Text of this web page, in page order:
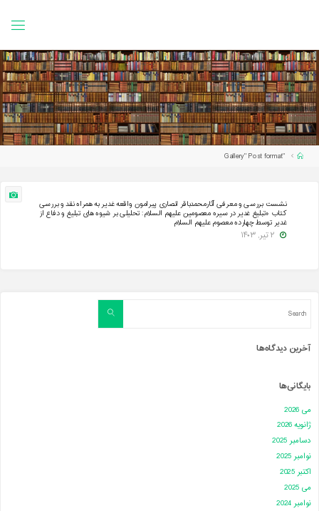
Home
"Gallery" Post format
نشست بررسی و معرفی آثارمحمدباقر انصاری پیرامون واقعه غدیر به همراه نقد و بررسی
کتاب «تبلیغ غدیر در سیره معصومین علیهم السلام: تحلیلی بر شیوه های تبلیغ و دفاع از
غدیر توسط چهارده معصوم علیهم السلام
۲ تیر, ۱۴۰۳
Search
آخرین دیدگاه‌ها
بایگانی‌ها
می 2026
ژانویه 2026
دسامبر 2025
نوامبر 2025
اکتبر 2025
می 2025
نوامبر 2024